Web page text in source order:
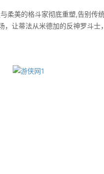
美的格斗家彻底重塑,告别传
让蒂法从米德加的反神罗斗